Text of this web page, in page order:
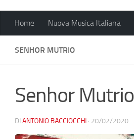
Home Nuova Musica Italiana
SENHOR MUTRIO
Senhor Mutrio
DI ANTONIO BACCIOCCHI · 20/02/2020